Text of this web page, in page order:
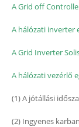
A Grid off
A hálózati inverter
A Grid Inverter
A hálózati vezérlő
(1) A jótállási
(2) Ingyenes